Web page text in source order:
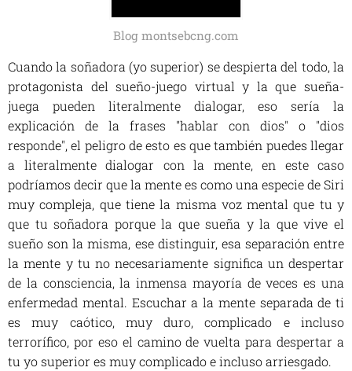
Blog montsebcng.com
Cuando la soñadora (yo superior) se despierta del todo, la
protagonista del sueño-juego virtual y la que sueña-
juega pueden literalmente dialogar, eso sería la
explicación de la frases "hablar con dios" o "dios
responde", el peligro de esto es que también puedes llegar
a literalmente dialogar con la mente, en este caso
podríamos decir que la mente es como una especie de Siri
muy compleja, que tiene la misma voz mental que tu y
que tu soñadora porque la que sueña y la que vive el
sueño son la misma, ese distinguir, esa separación entre
la mente y tu no necesariamente significa un despertar
de la consciencia, la inmensa mayoría de veces es una
enfermedad mental. Escuchar a la mente separada de ti
es muy caótico, muy duro, complicado e incluso
terrorífico, por eso el camino de vuelta para despertar a
tu yo superior es muy complicado e incluso arriesgado.